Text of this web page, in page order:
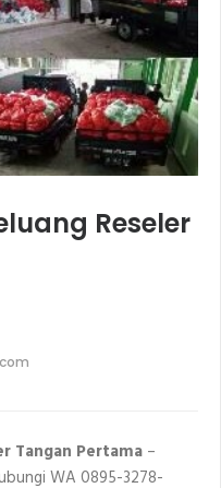
Reseler
Tangan Pertama –
WA 0895-3278-